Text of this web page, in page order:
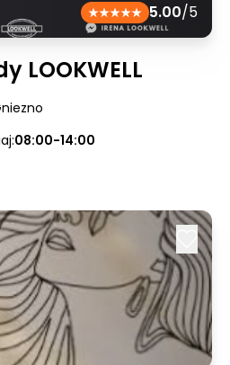
5.00/5
LOOKWELL
08:00-14:00